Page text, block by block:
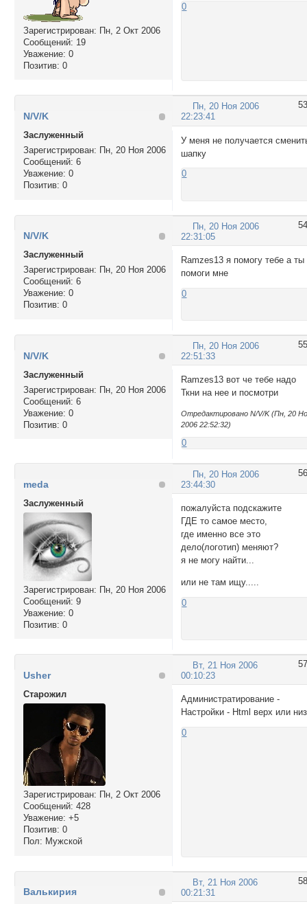
Зарегистрирован: Пн, 2 Окт 2006
Сообщений: 19
Уважение: 0
Позитив: 0
0
53
Пн, 20 Ноя 2006
22:23:41
N/V/K
Заслуженный
Зарегистрирован: Пн, 20 Ноя 2006
Сообщений: 6
Уважение: 0
Позитив: 0
У меня не получается
шапку
0
54
Пн, 20 Ноя 2006
22:31:05
N/V/K
Заслуженный
Зарегистрирован: Пн, 20 Ноя 2006
Сообщений: 6
Уважение: 0
Позитив: 0
Ramzes13 я помогу тебе а ты
помоги мне
0
55
Пн, 20 Ноя 2006
22:51:33
N/V/K
Заслуженный
Зарегистрирован: Пн, 20 Ноя 2006
Сообщений: 6
Уважение: 0
Позитив: 0
Ramzes13 вот че тебе надо
Ткни на нее и посмотри
Отредактировано N/V/K (Пн, 20
2006 22:52:32)
0
56
Пн, 20 Ноя 2006
23:44:30
meda
Заслуженный
Зарегистрирован: Пн, 20 Ноя 2006
Сообщений: 9
Уважение: 0
Позитив: 0
пожалуйста подскажите
ГДЕ то самое место,
где именно все это
дело(логотип) меняют?
я не могу найти...
или не там ищу.....
0
57
Вт, 21 Ноя 2006
00:10:23
Usher
Cтарожил
Зарегистрирован: Пн, 2 Окт 2006
Сообщений: 428
Уважение: +5
Позитив: 0
Пол: Мужской
Администратирование -
Настройки - Html верх или низ
0
58
Вт, 21 Ноя 2006
00:21:31
Валькирия